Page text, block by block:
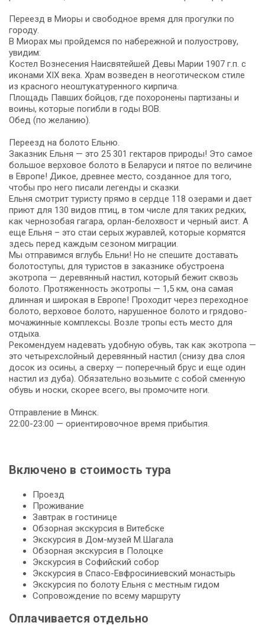
Переезд в Миоры и свободное время для прогулки по
городу.
В Миорах мы пройдемся по набережной и полуострову,
увидим:
Костел Вознесения Наи­свя­тей­шей Де­вы Ма­рии 1907 г.п. с
иконами XIX века. Храм возведен в неоготическом стиле
из красного неоштукатуренного кирпича.
Площадь Павших бойцов, где похоронены партизаны и
воины, которые погибли в годы ВОВ.
Обед (по желанию).
Переезд на болото Ельню.
Заказник Ельня — это 25 301 гектаров природы! Это самое
большое верховое болото в Беларуси и пятое по величине
в Европе! Дикое, древнее место, созданное для того,
чтобы про него писали легенды и сказки.
Ельня смотрит туристу прямо в сердце 118 озерами и дает
приют для 130 видов птиц, в том числе для таких редких,
как чернозобая гагара, орлан-белохвост и черный аист. А
еще Ельня – это стаи серых журавлей, которые кормятся
здесь перед каждым сезоном миграции.
Мы отправимся вглубь Ельни! Но не спешите доставать
болотоступы, для туристов в заказнике обустроена
экотропа — деревянный настил, который бежит сквозь
болото. Протяженность экотропы — 1,5 км, она самая
длинная и широкая в Европе! Проходит через переходное
болото, верховое болото, нарушенное болото и грядово-
мочажинные ком­плек­сы. Возле тропы есть место для
отдыха.
Рекомендуем надевать удобную обувь, так как экотропа —
это четырехслойный де­ре­вян­ный настил (снизу два слоя
досок из осины, а свер­ху — поперечный брус и еще один
настил из дуба). Обязательно возьмите с собой сменную
обувь и носки, скорее всего, вы промочите ноги.
Отправление в Минск.
22:00-23:00 — ориентировочное время прибытия.
Включено в стоимость тура
Проезд
Проживание
Завтрак в гостинице
Обзорная экскурсия в Витебске
Экскурсия в Дом-музей М.Шагала
Обзорная экскурсия в Полоцке
Экскурсия в Софийский собор
Экскурсия в Спасо-Евфросиниевский монастырь
Экскурсия по болоту Ельня с местным гидом
Сопровождение по всему маршруту
Оплачивается отдельно